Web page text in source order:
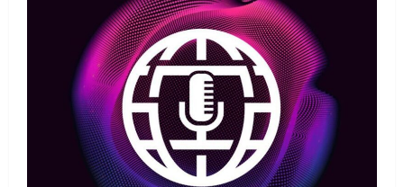
1 09/08/2026
2
Басты жаңалық Футбол
Лионель Мессидің әкесі қайтыс
болды
09/08/2026
Басты жаңалық Футбол